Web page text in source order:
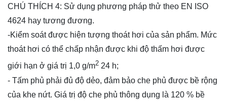
CHÚ THÍCH 4: Sử dụng phương pháp thử theo EN ISO
4624 hay tương đương.
-Kiểm soát được hiện tượng thoát hơi của sản phẩm. Mức
thoát hơi có thể chấp nhận được khi độ thấm hơi được
giới hạn ở giá trị 1,0 g/m2 24 h;
- Tấm phủ phải đủ độ dẻo, đảm bảo che phủ được bề rộng
của khe nứt. Giá trị độ che phủ thông dụng là 120 % bề